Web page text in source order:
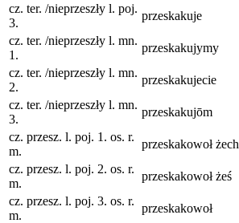
cz. ter. /nieprzeszły l. poj.
3.
przeskakuje
cz. ter. /nieprzeszły l. mn.
1.
przeskakujymy
cz. ter. /nieprzeszły l. mn.
2.
przeskakujecie
cz. ter. /nieprzeszły l. mn.
3.
przeskakujōm
cz. przesz. l. poj. 1. os. r.
m.
przeskakowoł żech
cz. przesz. l. poj. 2. os. r.
m.
przeskakowoł żeś
cz. przesz. l. poj. 3. os. r.
m.
przeskakowoł